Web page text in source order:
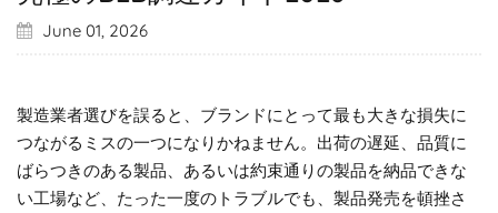
June 01, 2026
製造業者選びを誤ると、ブランドにとって最も大きな損失に
つながるミスの一つになりかねません。出荷の遅延、品質に
ばらつきのある製品、あるいは約束通りの製品を納品できな
い工場など、たった一度のトラブルでも、製品発売を頓挫さ